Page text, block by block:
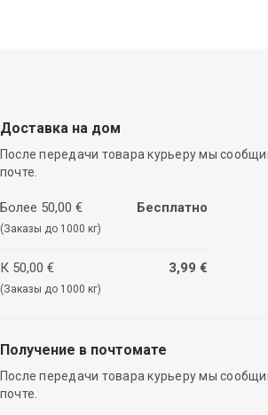
Доставка на дом
После передачи товара курьеру мы
почте.
Более 50,00 €
(Заказы до 1000 кг)
Бесплатно
К 50,00 €
(Заказы до 1000 кг)
3,99 €
Получение в почтомате
После передачи товара курьеру мы
почте.